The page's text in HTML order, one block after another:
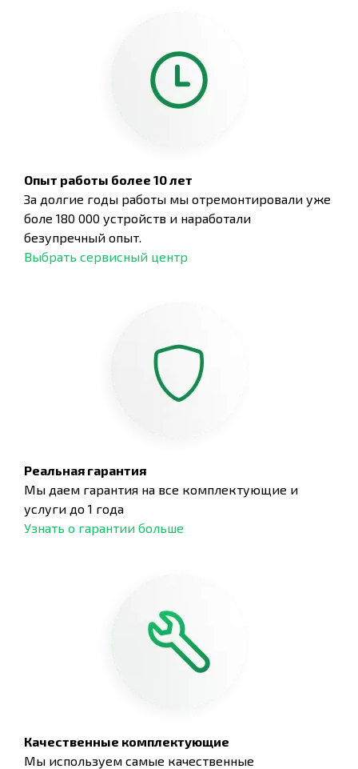
Опыт работы более 10 лет
За долгие годы работы мы отремонтировали уже
боле 180 000 устройств и наработали
безупречный опыт.
Выбрать сервисный центр
Реальная гарантия
Мы даем гарантия на все комплектующие и
услуги до 1 года
Узнать о гарантии больше
Качественные комплектующие
Мы используем самые качественные